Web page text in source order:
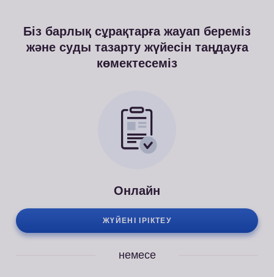
Біз барлық сұрақтарға жауап береміз
және суды тазарту жүйесін таңдауға
көмектесеміз
Онлайн
ЖҮЙЕНІ ІРІКТЕУ
немесе